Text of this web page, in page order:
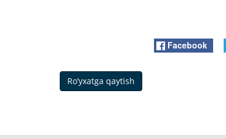
Facebook
Ro’yxatga qaytish